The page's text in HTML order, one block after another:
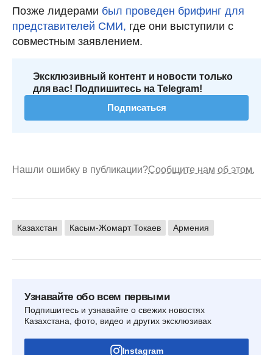
Позже лидерами был проведен брифинг для
представителей СМИ, где они выступили с
совместным заявлением.
Эксклюзивный контент и новости только
для вас! Подпишитесь на Telegram!
Подписаться
Нашли ошибку в публикации?Сообщите нам об этом.
Казахстан Касым-Жомарт Токаев Армения
Узнавайте обо всем первыми
Подпишитесь и узнавайте о свежих новостях
Казахстана, фото, видео и других эксклюзивах
Instagram